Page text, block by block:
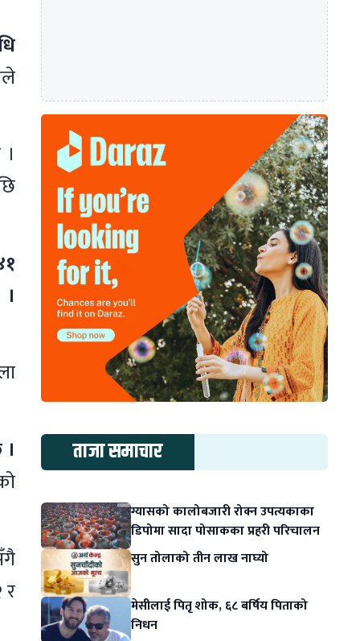
ताजा समाचार
ग्यासको कालोबजारी रोक्न उपत्यकाका
डिपोमा सादा पोसाकका प्रहरी परिचालन
सुन तोलाको तीन लाख नाघ्यो
मेसीलाई पितृ शोक, ६८ बर्षिय पिताको
निधन